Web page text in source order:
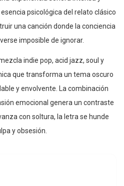
psicológica del relato clásico
una canción donde la conciencia
imposible de ignorar.
indie pop, acid jazz, soul y
que transforma un tema oscuro
y envolvente. La combinación
emocional genera un contraste
con soltura, la letra se hunde
y obsesión.